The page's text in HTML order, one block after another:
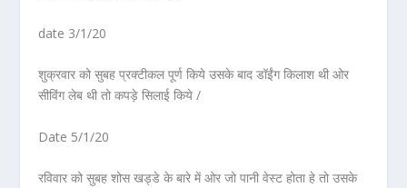
date 3/1/20
शुक्रवार को सुबह प्रक्टीकल पूर्ण किये उसके बाद डॉईंग किलाश थी ओर
सीविंग लेब थी तो कपड़े सिलाई किये /
Date 5/1/20
रविवार को सुबह शोस खड्डे के बारे में ओर जो पानी वेस्ट होता हे तो उसके